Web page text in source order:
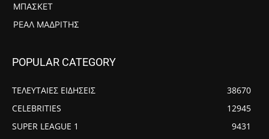
ΜΠΆΣΚΕΤ
ΡΕΆΛ ΜΑΔΡΊΤΗΣ
POPULAR CATEGORY
ΤΕΛΕΥΤΑΙΕΣ ΕΙΔΗΣΕΙΣ
38670
CELEBRITIES
12945
SUPER LEAGUE 1
9431